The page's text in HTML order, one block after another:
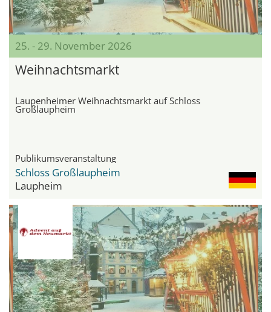
25. - 29. November 2026
Weihnachtsmarkt
Laupenheimer Weihnachtsmarkt auf Schloss
Großlaupheim
Publikumsveranstaltung
Schloss Großlaupheim
Laupheim